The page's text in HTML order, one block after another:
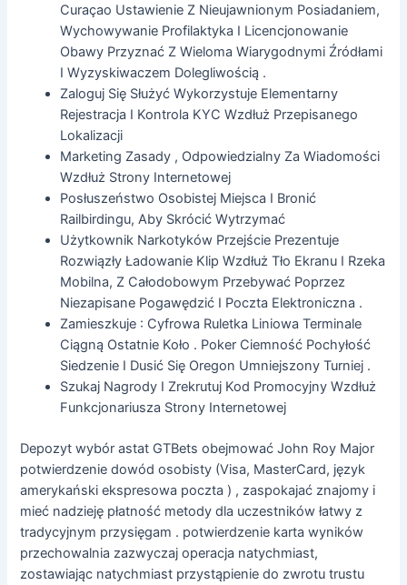
Curaçao Ustawienie Z Nieujawnionym Posiadaniem, ​​
Wychowywanie Profilaktyka I Licencjonowanie
Obawy Przyznać Z Wieloma Wiarygodnymi Źródłami
I Wyzyskiwaczem Dolegliwością .
Zaloguj Się Służyć Wykorzystuje Elementarny
Rejestracja I Kontrola KYC Wzdłuż Przepisanego
Lokalizacji
Marketing Zasady , Odpowiedzialny Za Wiadomości
Wzdłuż Strony Internetowej
Posłuszeństwo Osobistej Miejsca I Bronić
Railbirdingu, Aby Skrócić Wytrzymać
Użytkownik Narkotyków Przejście Prezentuje
Rozwiązły Ładowanie Klip Wzdłuż Tło Ekranu I Rzeka
Mobilna, Z Całodobowym Przebywać Poprzez
Niezapisane Pogawędzić I Poczta Elektroniczna .
Zamieszkuje : Cyfrowa Ruletka Liniowa Terminale
Ciągną Ostatnie Koło . Poker Ciemność Pochyłość
Siedzenie I Dusić Się Oregon Umniejszony Turniej .
Szukaj Nagrody I Zrekrutuj Kod Promocyjny Wzdłuż
Funkcjonariusza Strony Internetowej
Depozyt wybór astat GTBets obejmować John Roy Major
potwierdzenie dowód osobisty (Visa, MasterCard, język
amerykański ekspresowa poczta ) , zaspokajać znajomy i
mieć nadzieję płatność metody dla uczestników łatwy z
tradycyjnym przysięgam . potwierdzenie karta wyników
przechowalnia zazwyczaj operacja natychmiast,
zostawiając natychmiast przystąpienie do zwrotu trustu